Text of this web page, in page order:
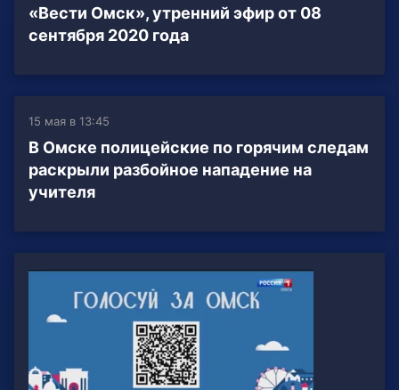
«Вести Омск», утренний эфир от 08
сентября 2020 года
15 мая в 13:45
В Омске полицейские по горячим следам
раскрыли разбойное нападение на
учителя